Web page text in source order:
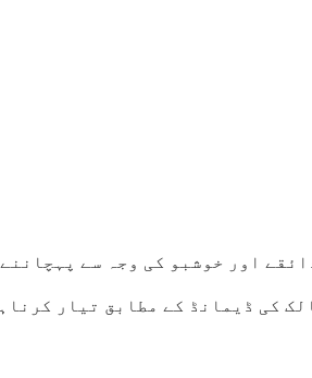
اور خوشبو کی وجہ سے پہچاننے
کی ڈیمانڈ کے مطابق تیار